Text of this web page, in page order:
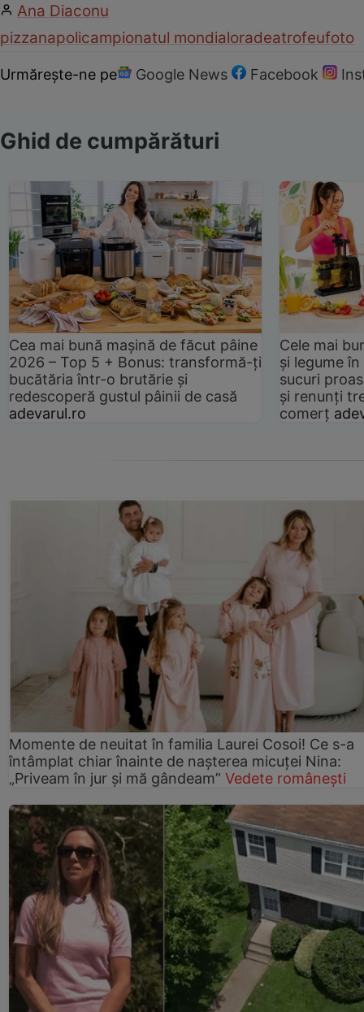
Ana Diaconu
pizzanapolicampionatul mondialoradeatrofeufoto
Urmărește-ne pe Google News Facebook
Ghid de cumpărături
Cea mai bună mașină de făcut pâine
2026 – Top 5 + Bonus: transformă-ți
bucătăria într-o brutărie și
redescoperă gustul pâinii de casă
adevarul.ro
Cele mai
și legume
sucuri
și renunți
comerț
Momente de neuitat în familia Laurei Cosoi! Ce s-a
întâmplat chiar înainte de nașterea micuței Nina:
„Priveam în jur și mă gândeam” Vedete românești